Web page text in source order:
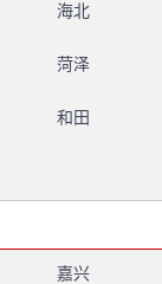
海北
菏泽
和田
嘉兴